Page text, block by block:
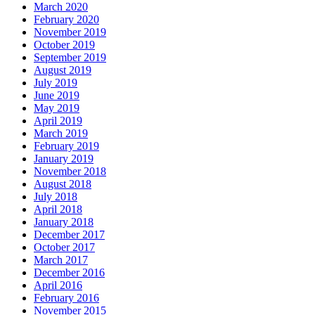
March 2020
February 2020
November 2019
October 2019
September 2019
August 2019
July 2019
June 2019
May 2019
April 2019
March 2019
February 2019
January 2019
November 2018
August 2018
July 2018
April 2018
January 2018
December 2017
October 2017
March 2017
December 2016
April 2016
February 2016
November 2015